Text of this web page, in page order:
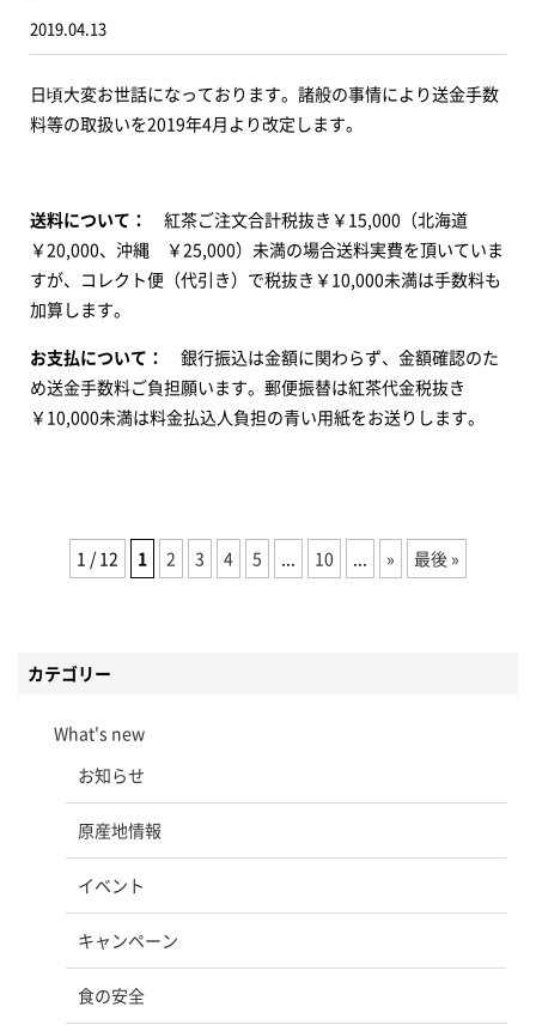
2019.04.13
日頃大変お世話になっております。諸般の事情により送金手数
料等の取扱いを2019年4月より改定します。
送料について： 紅茶ご注文合計税抜き￥15,000（北海道
￥20,000、沖縄 ￥25,000）未満の場合送料実費を頂いていま
すが、コレクト便（代引き）で税抜き￥10,000未満は手数料も
加算します。
お支払について： 銀行振込は金額に関わらず、金額確認のた
め送金手数料ご負担願います。郵便振替は紅茶代金税抜き
￥10,000未満は料金払込人負担の青い用紙をお送りします。
1 / 12 1 2 3 4 5 10 » 最後 »
カテゴリー
What's new
お知らせ
原産地情報
イベント
キャンペーン
食の安全